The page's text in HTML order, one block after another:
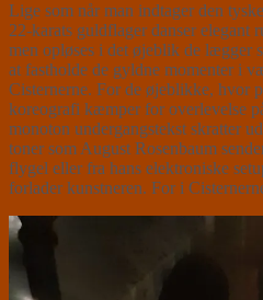
Lige som når man indtager den
22-karats guldflager danser elegant
men opløses i det øjeblik de lægger
at fastholde de gyldne momenter i
Cisternerne. For de øjeblikke, hvor
koreografi kæmper for overlevelse
monoton undergangstekst skratter
toner som August Rosenbaum
flygel eller fra hans elektroniske
forlader kunstneren. For i